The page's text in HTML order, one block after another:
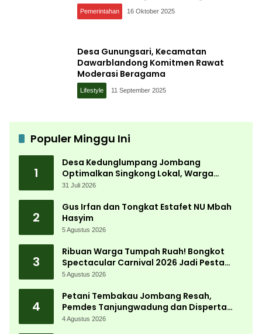
Pemerintahan 16 Oktober 2025
Desa Gunungsari, Kecamatan
Dawarblandong Komitmen Rawat
Moderasi Beragama
Lifestyle 11 September 2025
Populer Minggu Ini
1
Desa Kedunglumpang Jombang
Optimalkan Singkong Lokal, Warga
Diajari Produksi Tepung Mocaf
31 Juli 2026
2
Gus Irfan dan Tongkat Estafet NU Mbah
Hasyim
5 Agustus 2026
3
Ribuan Warga Tumpah Ruah! Bongkot
Spectacular Carnival 2026 Jadi Pesta
Kemerdekaan Terbesar di Peterongan
5 Agustus 2026
4
Petani Tembakau Jombang Resah,
Pemdes Tanjungwadung dan Disperta
Bergerak Cepat
4 Agustus 2026